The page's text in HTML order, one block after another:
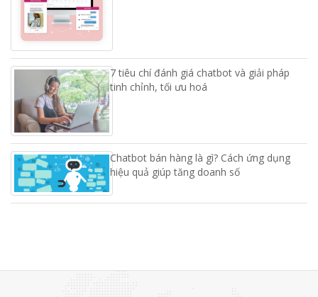
7 tiêu chí đánh giá chatbot và giải pháp
tinh chỉnh, tối ưu hoá
Chatbot bán hàng là gì? Cách ứng dụng
hiệu quả giúp tăng doanh số